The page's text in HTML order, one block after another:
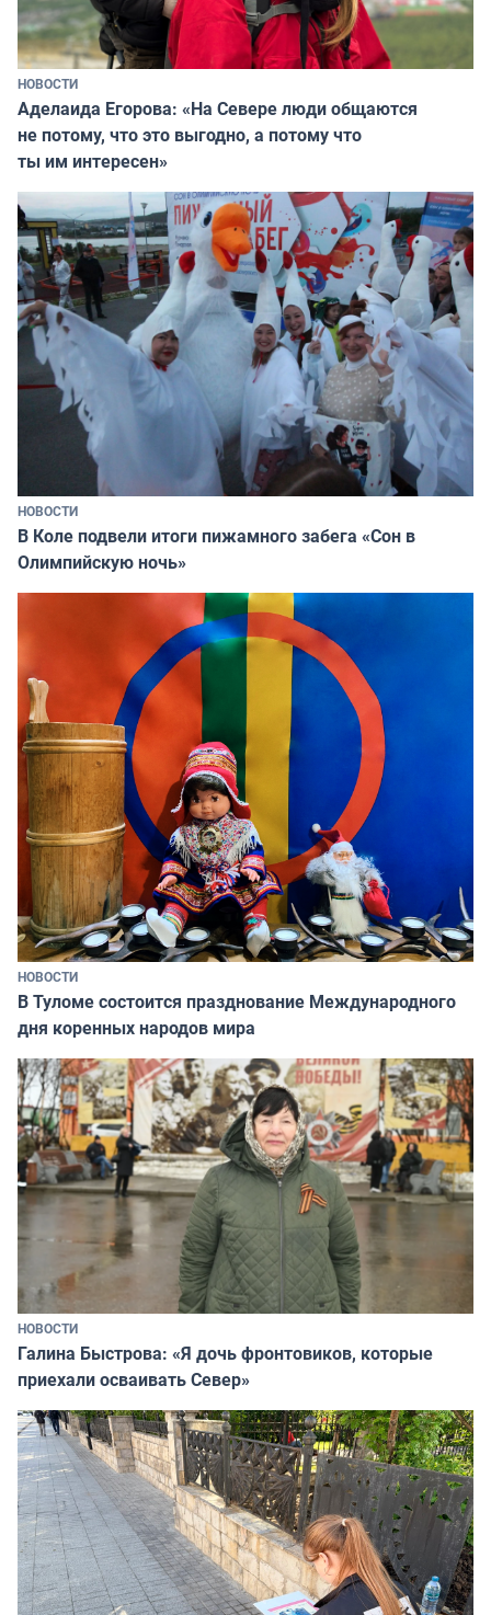
НОВОСТИ
Аделаида Егорова: «На Севере люди общаются
не потому, что это выгодно, а потому что
ты им интересен»
НОВОСТИ
В Коле подвели итоги пижамного забега «Сон в
Олимпийскую ночь»
НОВОСТИ
В Туломе состоится празднование Международного
дня коренных народов мира
НОВОСТИ
Галина Быстрова: «Я дочь фронтовиков, которые
приехали осваивать Север»